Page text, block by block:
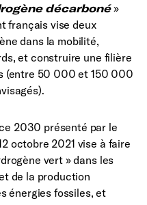
décarboné»
français vise deux
dans la mobilité,
et construire une filière
(entre 50 000 et 150 000
2030 présenté par le
octobre 2021 vise à faire
vert » dans les
de la production
énergies fossiles, et